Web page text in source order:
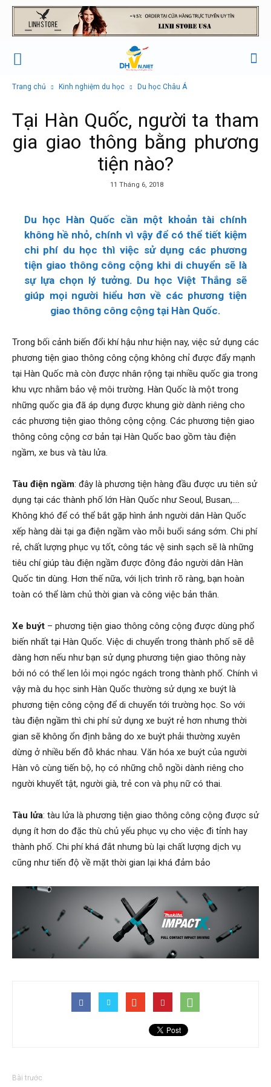
Trang chủ Kinh nghiệm du học Du học Châu Á
Tại Hàn Quốc, người ta tham
gia giao thông bằng phương
tiện nào?
11 Tháng 6, 2018
Du học Hàn Quốc cần một khoản tài chính
không hề nhỏ, chính vì vậy để có thể tiết kiệm
chi phí du học thì việc sử dụng các phương
tiện giao thông công cộng khi di chuyển sẽ là
sự lựa chọn lý tưởng. Du học Việt Thắng sẽ
giúp mọi người hiểu hơn về các phương tiện
giao thông công cộng tại Hàn Quốc.
Trong bối cảnh biến đổi khí hậu như hiện nay, việc sử dụng các
phương tiện giao thông công cộng không chỉ được đẩy mạnh
tại Hàn Quốc mà còn được nhân rộng tại nhiều quốc gia trong
khu vực nhằm bảo vệ môi trường. Hàn Quốc là một trong
những quốc gia đã áp dụng được khung giờ dành riêng cho
các phương tiện giao thông cộng cộng. Các phương tiện giao
thông công cộng cơ bản tại Hàn Quốc bao gồm tàu điện
ngầm, xe bus và tàu lửa.
Tàu điện ngầm: đây là phương tiện hàng đầu được ưu tiên sử
dụng tại các thành phố lớn Hàn Quốc như Seoul, Busan,….
Không khó để có thể bắt gặp hình ảnh người dân Hàn Quốc
xếp hàng dài tại ga điện ngầm vào mỗi buổi sáng sớm. Chi phí
rẻ, chất lượng phục vụ tốt, công tác vệ sinh sạch sẽ là những
tiêu chí giúp tàu điện ngầm được đông đảo người dân Hàn
Quốc tin dùng. Hơn thế nữa, với lịch trình rõ ràng, bạn hoàn
toàn có thể làm chủ thời gian và công việc bản thân.
Xe buýt – phương tiện giao thông công cộng được dùng phổ
biến nhất tại Hàn Quốc. Việc di chuyển trong thành phố sẽ dễ
dàng hơn nếu như bạn sử dụng phương tiện giao thông này
bởi nó có thể len lỏi mọi ngóc ngách trong thành phố. Chính vì
vậy mà du học sinh Hàn Quốc thường sử dụng xe buýt là
phương tiện công cộng để di chuyển tới trường học. So với
tàu điện ngầm thì chi phí sử dụng xe buýt rẻ hơn nhưng thời
gian sẽ không ổn định bằng do xe buýt phải thường xuyên
dừng ở nhiều bến đỗ khác nhau. Văn hóa xe buýt của người
Hàn vô cùng tiến bộ, họ có những chỗ ngồi dành riêng cho
người khuyết tật, người già, trẻ con và phụ nữ có thai.
Tàu lửa: tàu lửa là phương tiện giao thông công cộng được sử
dụng ít hơn do đặc thù chủ yếu phục vụ cho việc đi tỉnh hay
thành phố. Chi phí khá đắt nhưng bù lại chất lượng dịch vụ
cũng như tiến độ về mặt thời gian lại khá đảm bảo
Bài trước